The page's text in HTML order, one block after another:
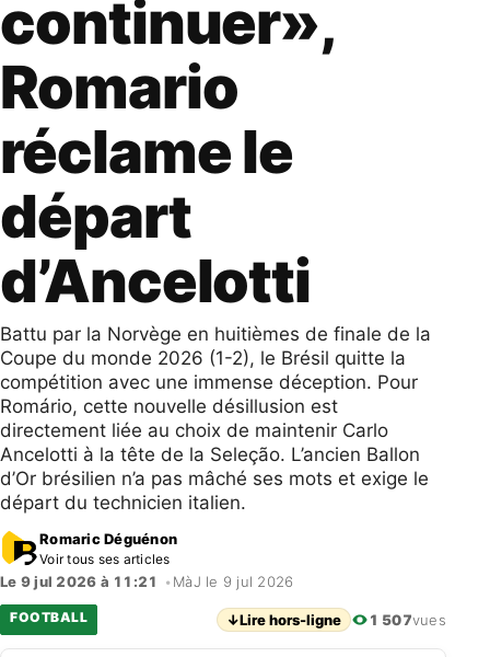
continuer»,
Romario
réclame le
départ
d’Ancelotti
Battu par la Norvège en huitièmes de finale de la
Coupe du monde 2026 (1-2), le Brésil quitte la
compétition avec une immense déception. Pour
Romário, cette nouvelle désillusion est
directement liée au choix de maintenir Carlo
Ancelotti à la tête de la Seleção. L’ancien Ballon
d’Or brésilien n’a pas mâché ses mots et exige le
départ du technicien italien.
Romaric Déguénon
Voir tous ses articles
Le 9 jul 2026 à 11:21 • MàJ le 9 jul 2026
FOOTBALL ↓Lire hors-ligne 1 507vues